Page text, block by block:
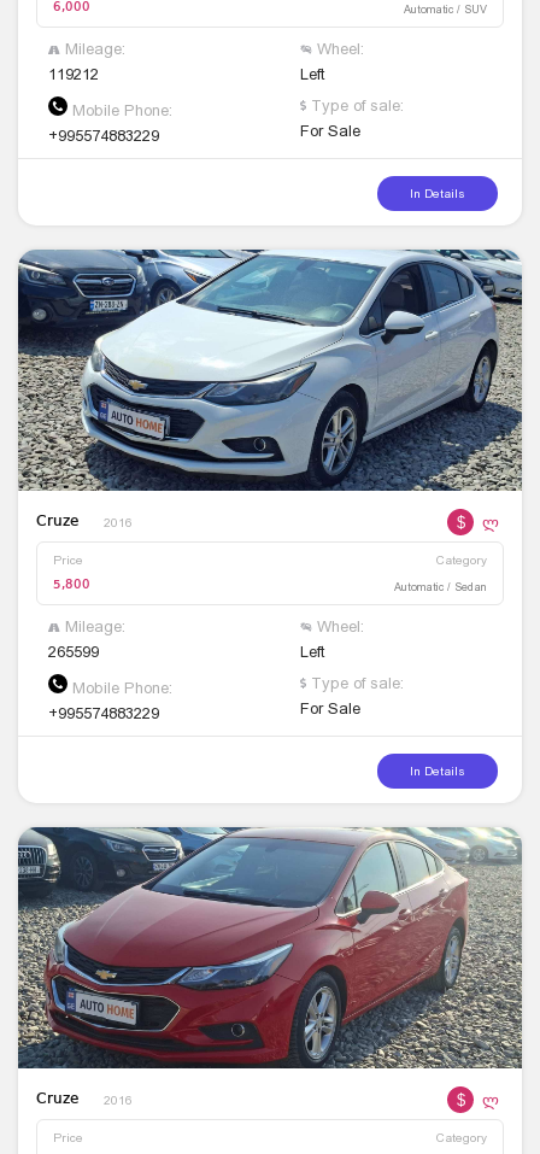
6,000 Automatic / SUV
Mileage:
119212
Wheel:
Left
Mobile Phone:
+995574883229
Type of sale:
For Sale
In Details
Cruze 2016 $ ლ
Price Category
5,800 Automatic / Sedan
Mileage:
265599
Wheel:
Left
Mobile Phone:
+995574883229
Type of sale:
For Sale
In Details
Cruze 2016 $ ლ
Price Category